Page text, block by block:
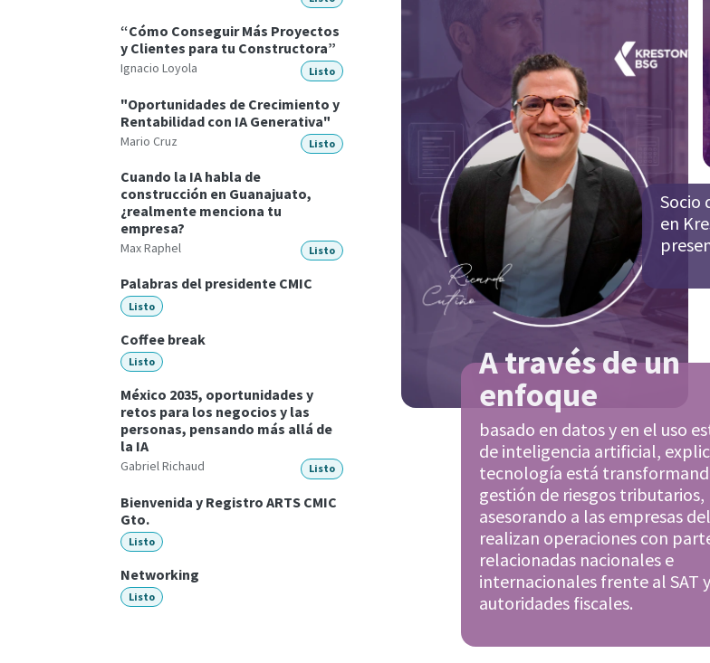
“Cómo Conseguir Más Proyectos
y Clientes para tu Constructora”
Ignacio Loyola Listo
"Oportunidades de Crecimiento y
Rentabilidad con IA Generativa"
Mario Cruz Listo
Cuando la IA habla de
construcción en Guanajuato,
¿realmente menciona tu
empresa?
Max Raphel Listo
Palabras del presidente CMIC
Listo
Coffee break
Listo
México 2035, oportunidades y
retos para los negocios y las
personas, pensando más allá de
la IA
Gabriel Richaud Listo
Bienvenida y Registro ARTS CMIC
Gto.
Listo
Networking
Listo
Socio
en
A través de un
enfoque
basado en datos y en el uso
de inteligencia artificial,
tecnología está
gestión de riesgos tributarios,
asesorando a las empresas
realizan operaciones con
relacionadas nacionales e
internacionales frente al SAT
autoridades fiscales.